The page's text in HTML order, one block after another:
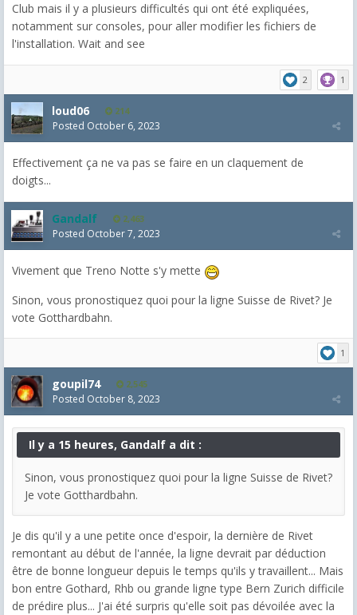
Club mais il y a plusieurs difficultés qui ont été expliquées,
notamment sur consoles, pour aller modifier les fichiers de
l'installation. Wait and see
2 1
loud06 214
Posted October 6, 2023
Effectivement ça ne va pas se faire en un claquement de
doigts...
Gandalf 2,463
Posted October 7, 2023
Vivement que Treno Notte s'y mette
Sinon, vous pronostiquez quoi pour la ligne Suisse de Rivet? Je
vote Gotthardbahn.
1
goupil74 2,545
Posted October 8, 2023
Il y a 15 heures, Gandalf a dit :
Sinon, vous pronostiquez quoi pour la ligne Suisse de Rivet?
Je vote Gotthardbahn.
Je dis qu'il y a une petite once d'espoir, la dernière de Rivet
remontant au début de l'année, la ligne devrait par déduction
être de bonne longueur depuis le temps qu'ils y travaillent... Mais
bon entre Gothard, Rhb ou grande ligne type Bern Zurich difficile
de prédire plus... J'ai été surpris qu'elle soit pas dévoilée avec la